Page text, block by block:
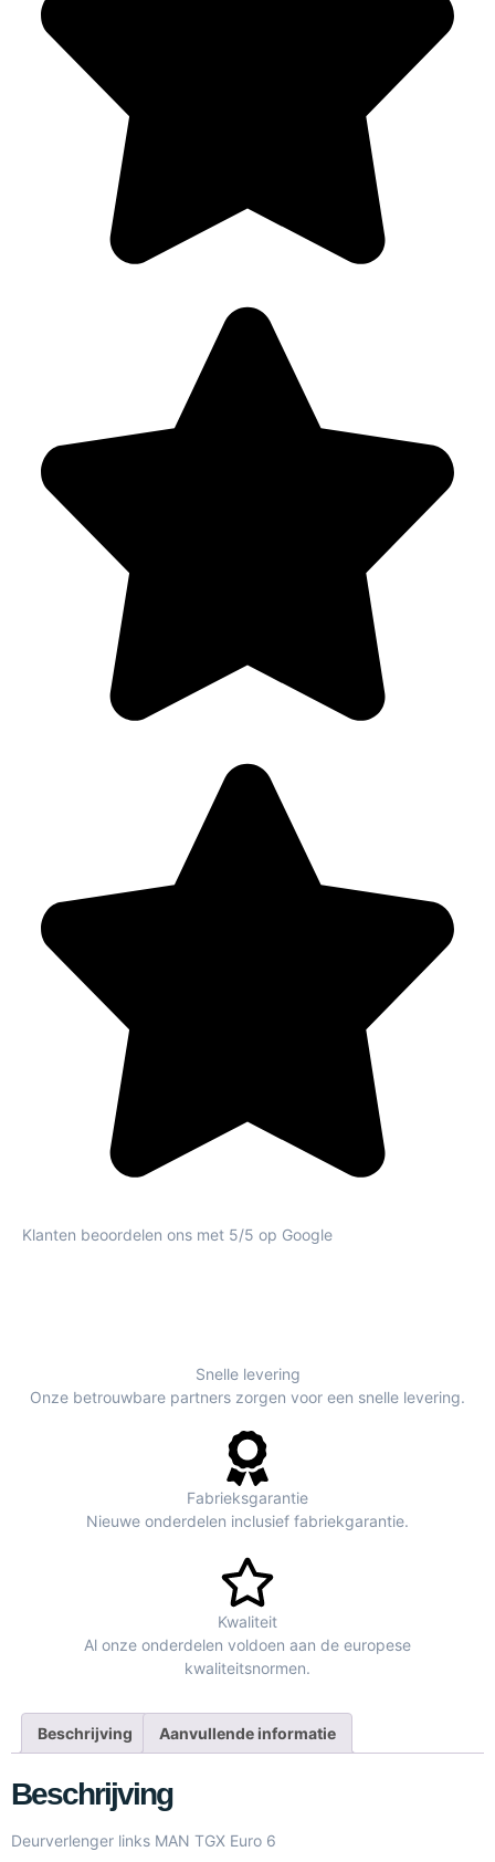
Klanten beoordelen ons met 5/5 op Google
Snelle levering
Onze betrouwbare partners zorgen voor een snelle levering.
Fabrieksgarantie
Nieuwe onderdelen inclusief fabriekgarantie.
Kwaliteit
Al onze onderdelen voldoen aan de europese
kwaliteitsnormen.
Beschrijving Aanvullende informatie
Beschrijving
Deurverlenger links MAN TGX Euro 6